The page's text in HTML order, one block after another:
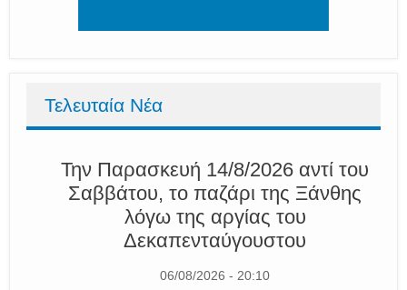
Τελευταία Νέα
Την Παρασκευή 14/8/2026 αντί του
Σαββάτου, το παζάρι της Ξάνθης
λόγω της αργίας του
Δεκαπενταύγουστου
06/08/2026 - 20:10